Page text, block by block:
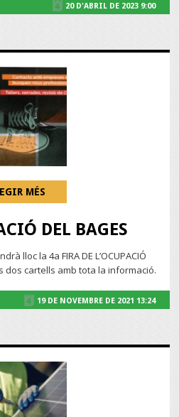
20 D'ABRIL DE 2023 9:00
MÉS
DEL BAGES
lloc la 4a FIRA DE L’OCUPACIÓ
dos cartells amb tota la informació.
19 DE NOVEMBRE DE 2021 13:24